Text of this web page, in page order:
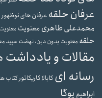
عرفان حلقه عرفان های نوظهور
محمدعلی طاهریمعنویت
حلقه معنویت بدون دین، نهضت سپید
مقالات و یادداشت
رسانه ای کابالاکاریکاتورکتاب
ابراهیم یوگا